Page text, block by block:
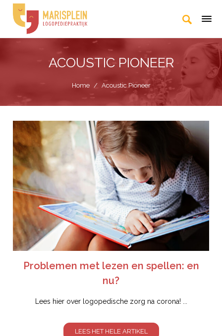
ACOUSTIC PIONEER
Home / Acoustic Pioneer
Problemen met lezen en spellen: en
nu?
Lees hier over logopedische zorg na corona! ...
LEES HET HELE ARTIKEL